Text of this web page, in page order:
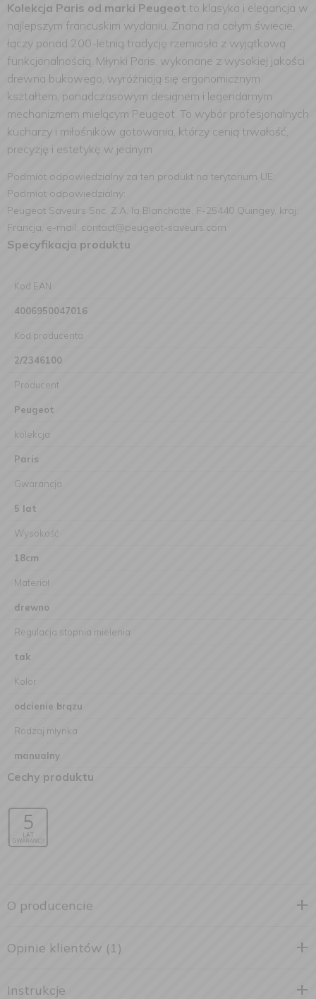
Kolekcja Paris od marki Peugeot to klasyka i elegancja w
najlepszym francuskim wydaniu. Znana na całym świecie,
łączy ponad 200-letnią tradycję rzemiosła z wyjątkową
funkcjonalnością. Młynki Paris, wykonane z wysokiej jakości
drewna bukowego, wyróżniają się ergonomicznym
kształtem, ponadczasowym designem i legendarnym
mechanizmem mielącym Peugeot. To wybór profesjonalnych
kucharzy i miłośników gotowania, którzy cenią trwałość,
precyzję i estetykę w jednym
Podmiot odpowiedzialny za ten produkt na terytorium UE:
Podmiot odpowiedzialny:
Peugeot Saveurs Snc, Z.A. la Blanchotte, F-25440 Quingey, kraj:
Francja, e-mail: contact@peugeot-saveurs.com
Specyfikacja produktu
Kod EAN
4006950047016
Kod producenta
2/2346100
Producent
Peugeot
kolekcja
Paris
Gwarancja
5 lat
Wysokość
18cm
Materiał
drewno
Regulacja stopnia mielenia
tak
Kolor
odcienie brązu
Rodzaj młynka
manualny
Cechy produktu
O producencie
Opinie klientów (1)
Instrukcje